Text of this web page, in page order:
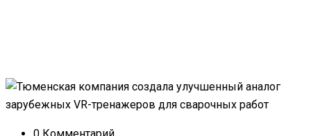
0 Комментарий